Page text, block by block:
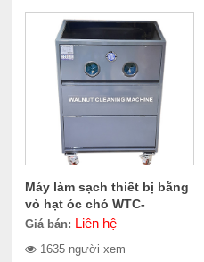
Máy làm sạch thiết bị bằng
vỏ hạt óc chó WTC-
100.1010
Giá bán: Liên hệ
1635 người xem